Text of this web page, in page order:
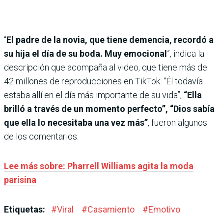
“El padre de la novia, que tiene demencia, recordó a
su hija el día de su boda. Muy emocional ”, indica la
descripción que acompaña al video, que tiene más de
42 millones de reproducciones en TikTok. “Él todavía
estaba allí en el día más importante de su vida”, “Ella
brilló a través de un momento perfecto”, “Dios sabía
que ella lo necesitaba una vez más”, fueron algunos
de los comentarios.
Lee más sobre: Pharrell Williams agita la moda
parisina
Etiquetas: #Viral #Casamiento #Emotivo